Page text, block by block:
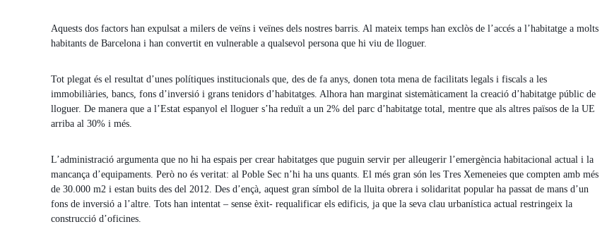
Aquests dos factors han expulsat a milers de veïns i veïnes dels nostres barris. Al mateix temps han exclòs de l’accés a l’habitatge a molts
habitants de Barcelona i han convertit en vulnerable a qualsevol persona que hi viu de lloguer.
Tot plegat és el resultat d’unes polítiques institucionals que, des de fa anys, donen tota mena de facilitats legals i fiscals a les
immobiliàries, bancs, fons d’inversió i grans tenidors d’habitatges. Alhora han marginat sistemàticament la creació d’habitatge públic de
lloguer. De manera que a l’Estat espanyol el lloguer s’ha reduït a un 2% del parc d’habitatge total, mentre que als altres països de la UE
arriba al 30% i més.
L’administració argumenta que no hi ha espais per crear habitatges que puguin servir per alleugerir l’emergència habitacional actual i la
mancança d’equipaments. Però no és veritat: al Poble Sec n’hi ha uns quants. El més gran són les Tres Xemeneies que compten amb més
de 30.000 m2 i estan buits des del 2012. Des d’ençà, aquest gran símbol de la lluita obrera i solidaritat popular ha passat de mans d’un
fons de inversió a l’altre. Tots han intentat – sense èxit- requalificar els edificis, ja que la seva clau urbanística actual restringeix la
construcció d’oficines.